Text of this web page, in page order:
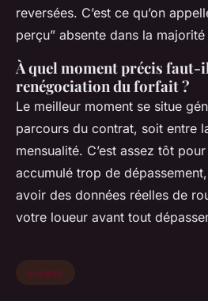
reversées. C’est ce qu’on
perçu” absente dans la
À quel moment précis faut-
renégociation du forfait ?
Le meilleur moment se situe
parcours du contrat, soit entre
mensualité. C’est assez tôt
accumulé trop de
avoir des données réelles de
votre loueur avant tout
societe